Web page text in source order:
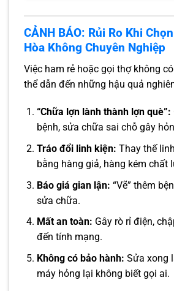
CẢNH BÁO: Rủi Ro Khi
Hòa Không Chuyên Nghiệp
Việc ham rẻ hoặc gọi thợ không
thể dẫn đến những hậu quả
“Chữa lợn lành thành lợn què”:
bệnh, sửa chữa sai chỗ gây
Tráo đổi linh kiện: Thay thế
bằng hàng giả, hàng kém chất
Báo giá gian lận: “Vẽ” thêm
sửa chữa.
Mất an toàn: Gây rò rỉ điện,
đến tính mạng.
Không có bảo hành: Sửa xong
máy hỏng lại không biết gọi ai.